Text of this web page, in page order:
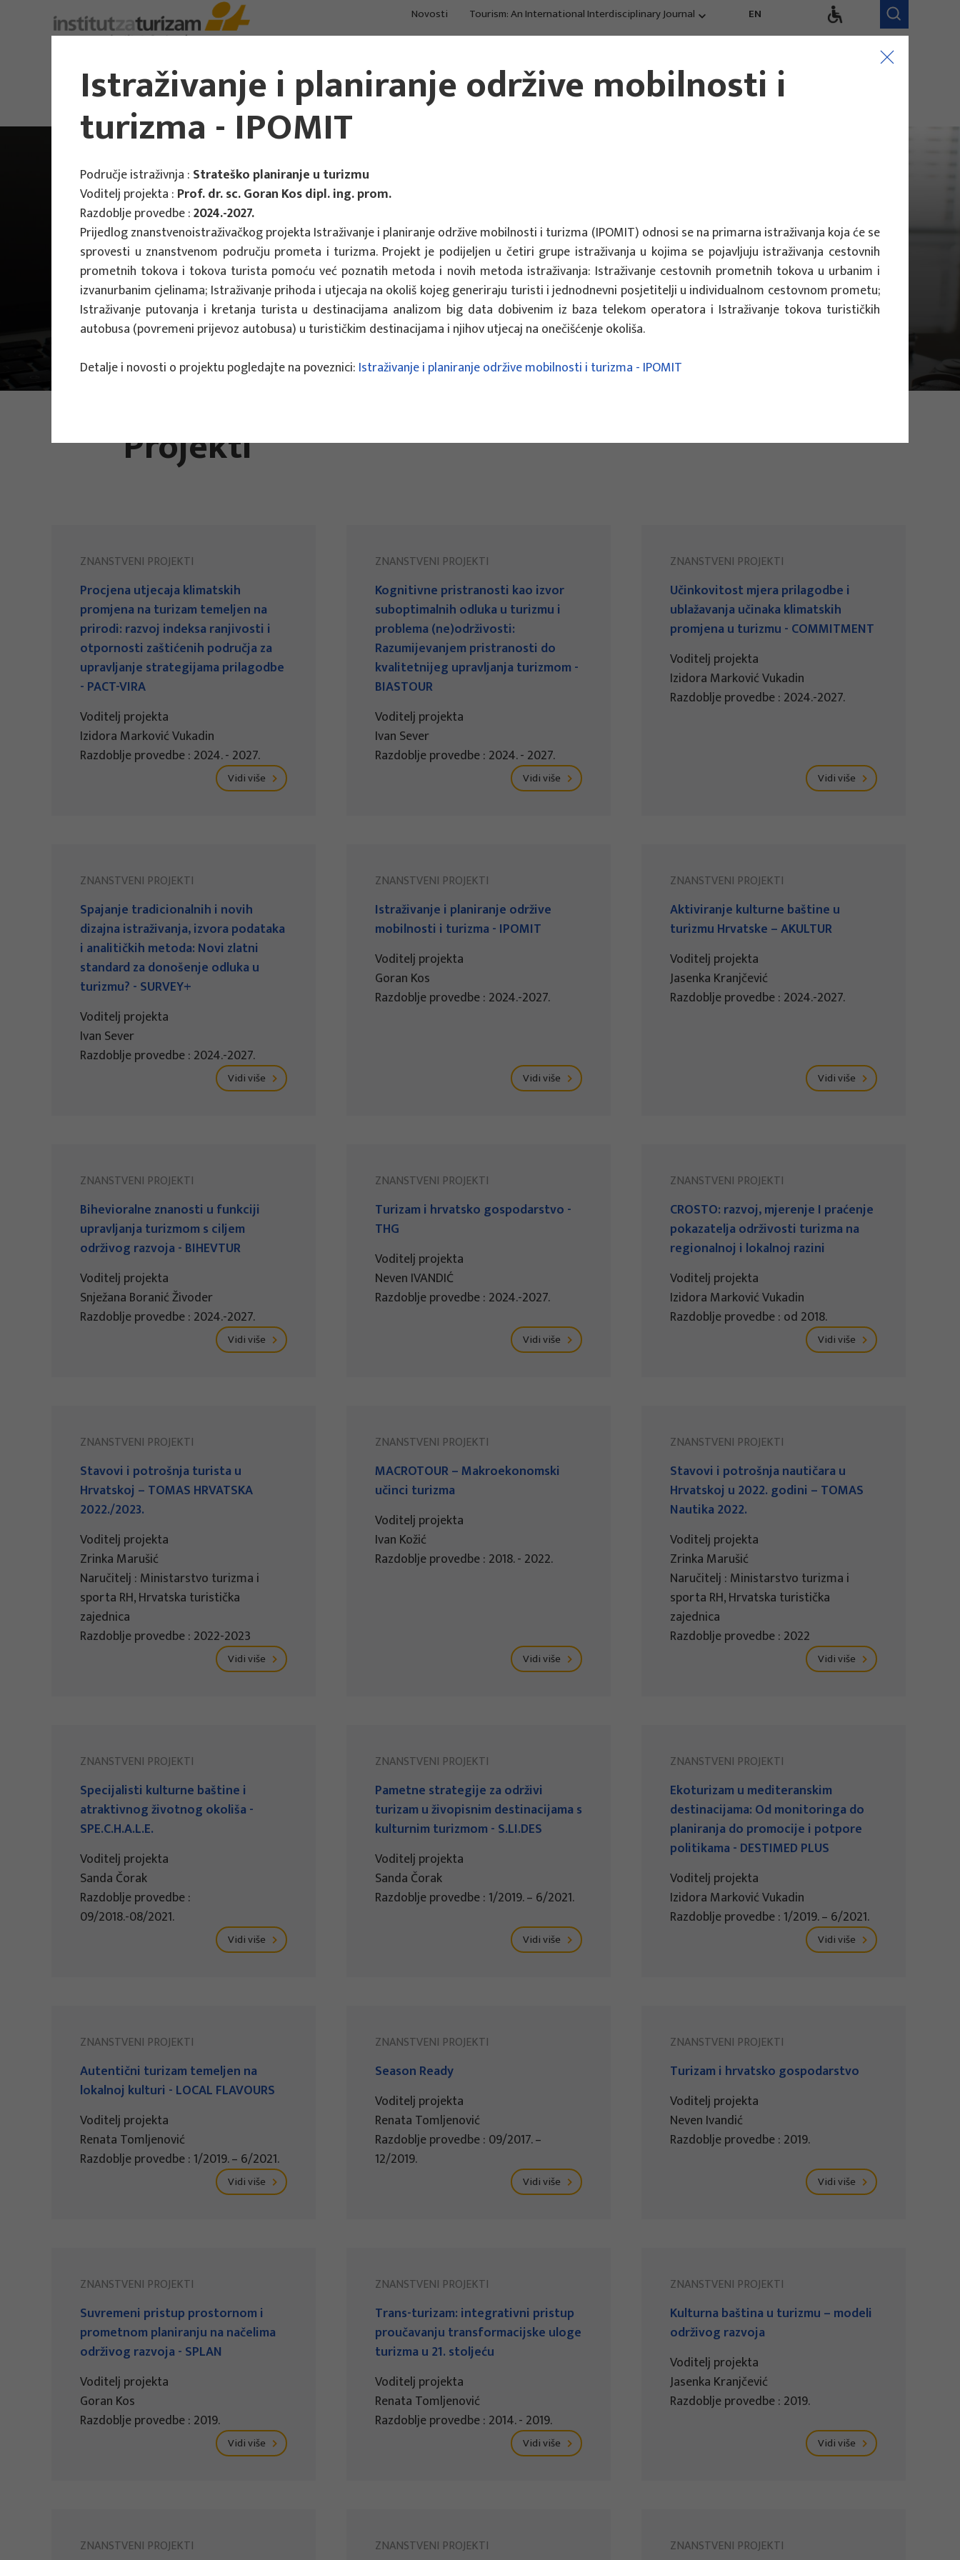
Novosti Tourism: An International Interdisciplinary Journal EN
Istraživanje i
konzalting u turizmu
Procjene, strategije,
međuodnosi
Konkurentnost,
trendovi, evaluacija
Istraživački tim
Projekti
ZNANSTVENI PROJEKTI
Procjena utjecaja klimatskih
promjena na turizam temeljen na
prirodi: razvoj indeksa ranjivosti i
otpornosti zaštićenih područja za
upravljanje strategijama prilagodbe
- PACT-VIRA
Voditelj projekta
Izidora Marković Vukadin
Razdoblje provedbe : 2024. - 2027.
Vidi više
ZNANSTVENI PROJEKTI
Kognitivne pristranosti kao izvor
suboptimalnih odluka u turizmu i
problema (ne)održivosti:
Razumijevanjem pristranosti do
kvalitetnijeg upravljanja turizmom -
BIASTOUR
Voditelj projekta
Ivan Sever
Razdoblje provedbe : 2024. - 2027.
Vidi više
ZNANSTVENI PROJEKTI
Učinkovitost mjera prilagodbe i
ublažavanja učinaka klimatskih
promjena u turizmu - COMMITMENT
Voditelj projekta
Izidora Marković Vukadin
Razdoblje provedbe : 2024.-2027.
Vidi više
ZNANSTVENI PROJEKTI
Spajanje tradicionalnih i novih
dizajna istraživanja, izvora podataka
i analitičkih metoda: Novi zlatni
standard za donošenje odluka u
turizmu? - SURVEY+
Voditelj projekta
Ivan Sever
Razdoblje provedbe : 2024.-2027.
Vidi više
ZNANSTVENI PROJEKTI
Istraživanje i planiranje održive
mobilnosti i turizma - IPOMIT
Voditelj projekta
Goran Kos
Razdoblje provedbe : 2024.-2027.
Vidi više
ZNANSTVENI PROJEKTI
Aktiviranje kulturne baštine u
turizmu Hrvatske – AKULTUR
Voditelj projekta
Jasenka Kranjčević
Razdoblje provedbe : 2024.-2027.
Vidi više
ZNANSTVENI PROJEKTI
Bihevioralne znanosti u funkciji
upravljanja turizmom s ciljem
održivog razvoja - BIHEVTUR
Voditelj projekta
Snježana Boranić Živoder
Razdoblje provedbe : 2024.-2027.
Vidi više
ZNANSTVENI PROJEKTI
Turizam i hrvatsko gospodarstvo -
THG
Voditelj projekta
Neven IVANDIĆ
Razdoblje provedbe : 2024.-2027.
Vidi više
ZNANSTVENI PROJEKTI
CROSTO: razvoj, mjerenje I praćenje
pokazatelja održivosti turizma na
regionalnoj i lokalnoj razini
Voditelj projekta
Izidora Marković Vukadin
Razdoblje provedbe : od 2018.
Vidi više
ZNANSTVENI PROJEKTI
Stavovi i potrošnja turista u
Hrvatskoj – TOMAS HRVATSKA
2022./2023.
Voditelj projekta
Zrinka Marušić
Naručitelj : Ministarstvo turizma i
sporta RH, Hrvatska turistička
zajednica
Razdoblje provedbe : 2022-2023
Vidi više
ZNANSTVENI PROJEKTI
MACROTOUR – Makroekonomski
učinci turizma
Voditelj projekta
Ivan Kožić
Razdoblje provedbe : 2018. - 2022.
Vidi više
ZNANSTVENI PROJEKTI
Stavovi i potrošnja nautičara u
Hrvatskoj u 2022. godini – TOMAS
Nautika 2022.
Voditelj projekta
Zrinka Marušić
Naručitelj : Ministarstvo turizma i
sporta RH, Hrvatska turistička
zajednica
Razdoblje provedbe : 2022
Vidi više
ZNANSTVENI PROJEKTI
Specijalisti kulturne baštine i
atraktivnog životnog okoliša -
SPE.C.H.A.L.E.
Voditelj projekta
Sanda Čorak
Razdoblje provedbe :
09/2018.-08/2021.
Vidi više
ZNANSTVENI PROJEKTI
Pametne strategije za održivi
turizam u živopisnim destinacijama s
kulturnim turizmom - S.LI.DES
Voditelj projekta
Sanda Čorak
Razdoblje provedbe : 1/2019. – 6/2021.
Vidi više
ZNANSTVENI PROJEKTI
Ekoturizam u mediteranskim
destinacijama: Od monitoringa do
planiranja do promocije i potpore
politikama - DESTIMED PLUS
Voditelj projekta
Izidora Marković Vukadin
Razdoblje provedbe : 1/2019. – 6/2021.
Vidi više
ZNANSTVENI PROJEKTI
Autentični turizam temeljen na
lokalnoj kulturi - LOCAL FLAVOURS
Voditelj projekta
Renata Tomljenović
Razdoblje provedbe : 1/2019. – 6/2021.
Vidi više
ZNANSTVENI PROJEKTI
Season Ready
Voditelj projekta
Renata Tomljenović
Razdoblje provedbe : 09/2017. –
12/2019.
Vidi više
ZNANSTVENI PROJEKTI
Turizam i hrvatsko gospodarstvo
Voditelj projekta
Neven Ivandić
Razdoblje provedbe : 2019.
Vidi više
ZNANSTVENI PROJEKTI
Suvremeni pristup prostornom i
prometnom planiranju na načelima
održivog razvoja - SPLAN
Voditelj projekta
Goran Kos
Razdoblje provedbe : 2019.
Vidi više
ZNANSTVENI PROJEKTI
Trans-turizam: integrativni pristup
proučavanju transformacijske uloge
turizma u 21. stoljeću
Voditelj projekta
Renata Tomljenović
Razdoblje provedbe : 2014. - 2019.
Vidi više
ZNANSTVENI PROJEKTI
Kulturna baština u turizmu – modeli
održivog razvoja
Voditelj projekta
Jasenka Kranjčević
Razdoblje provedbe : 2019.
Vidi više
ZNANSTVENI PROJEKTI ZNANSTVENI PROJEKTI ZNANSTVENI PROJEKTI
Istraživanje i planiranje održive mobilnosti i
turizma - IPOMIT
Područje istraživnja : Strateško planiranje u turizmu
Voditelj projekta : Prof. dr. sc. Goran Kos dipl. ing. prom.
Razdoblje provedbe :2024.-2027.
Prijedlog znanstvenoistraživačkog projekta Istraživanje i planiranje održive mobilnosti i turizma (IPOMIT) odnosi se na primarna istraživanja koja će se
sprovesti u znanstvenom području prometa i turizma. Projekt je podijeljen u četiri grupe istraživanja u kojima se pojavljuju istraživanja cestovnih
prometnih tokova i tokova turista pomoću već poznatih metoda i novih metoda istraživanja: Istraživanje cestovnih prometnih tokova u urbanim i
izvanurbanim cjelinama; Istraživanje prihoda i utjecaja na okoliš kojeg generiraju turisti i jednodnevni posjetitelji u individualnom cestovnom prometu;
Istraživanje putovanja i kretanja turista u destinacijama analizom big data dobivenim iz baza telekom operatora i Istraživanje tokova turističkih
autobusa (povremeni prijevoz autobusa) u turističkim destinacijama i njihov utjecaj na onečišćenje okoliša.
Detalje i novosti o projektu pogledajte na poveznici: Istraživanje i planiranje održive mobilnosti i turizma - IPOMIT